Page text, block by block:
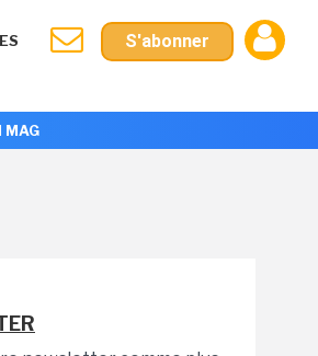
S'abonner
MAG